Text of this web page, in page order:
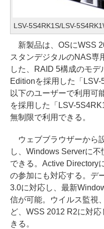
LSV-5S4RK1S/LSV-
新製品は、OSにWSS
スタンデジタルのNAS専
した、RAID 5構成のモ
Editionを採用した「
以下のユーザーで利用可
を採用した「LSV-
無制限で利用できる。
ウェブブラウザーから
し、Windows Serverに
できる。Active Directory
の参加にも対応する。デ
3.0に対応し、最新
信が可能。ウイルス監視
ど、WSS 2012 R2に対
きる。